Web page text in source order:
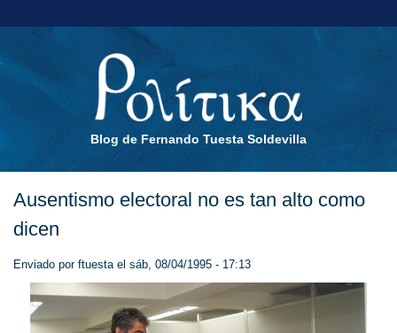
Blog de Fernando Tuesta Soldevilla
Ausentismo electoral no es tan alto como
dicen
Enviado por ftuestael sáb, 08/04/1995 - 17:13